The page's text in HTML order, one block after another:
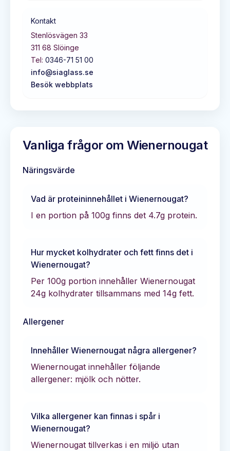
Kontakt
Stenlösvägen 33
311 68 Slöinge
Tel: 0346-71 51 00
info@siaglass.se
Besök webbplats
Vanliga frågor omWienernougat
Näringsvärde
Vad är proteininnehållet i Wienernougat?
I en portion på 100g finns det 4.7g protein.
Hur mycket kolhydrater och fett finns det i
Wienernougat?
Per 100g portion innehåller Wienernougat
24g kolhydrater tillsammans med 14g fett.
Allergener
Innehåller Wienernougat några allergener?
Wienernougat innehåller följande
allergener: mjölk och nötter.
Vilka allergener kan finnas i spår i
Wienernougat?
Wienernougat tillverkas i en miljö utan